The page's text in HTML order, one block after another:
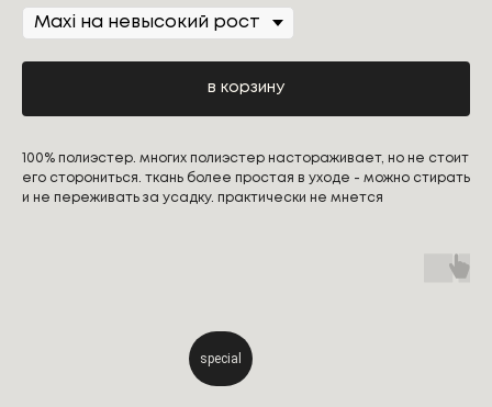
в корзину
100% полиэстер. многих полиэстер настораживает, но не стоит
его сторониться. ткань более простая в уходе - можно стирать
и не переживать за усадку. практически не мнется
special